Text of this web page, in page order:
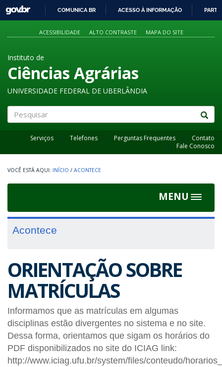
PARA
O
GOVBR
COMUNICA BR ACESSO À INFORMAÇÃO
ACESSIBILIDADE ALTO CONTRASTE MAPA DO SITE
Instituto de
Ciências Agrárias
UNIVERSIDADE FEDERAL DE UBERLÂNDIA
Serviços Telefones Perguntas Frequentes
Contato
Fale Conosco
INÍCIO / ACONTECE
MENU
Toggle
Acontece
ORIENTAÇÃO SOBRE
MATRÍCULAS
Informamos que as matrículas em algumas
disciplinas estão divergentes no sistema e no site.
Dessa forma, orientamos que sigam os horários do
PDF disponibilizados no site do ICIAG link:
http://www.iciag.ufu.br/system/files/conteudo/